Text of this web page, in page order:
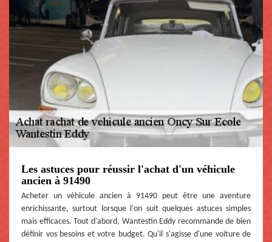
Les astuces pour réussir l'achat d'un véhicule
ancien à 91490
Acheter un véhicule ancien à 91490 peut être une aventure
enrichissante, surtout lorsque l'on suit quelques astuces simples
mais efficaces. Tout d'abord, Wantestin Eddy recommande de bien
définir vos besoins et votre budget. Qu'il s'agisse d'une voiture de